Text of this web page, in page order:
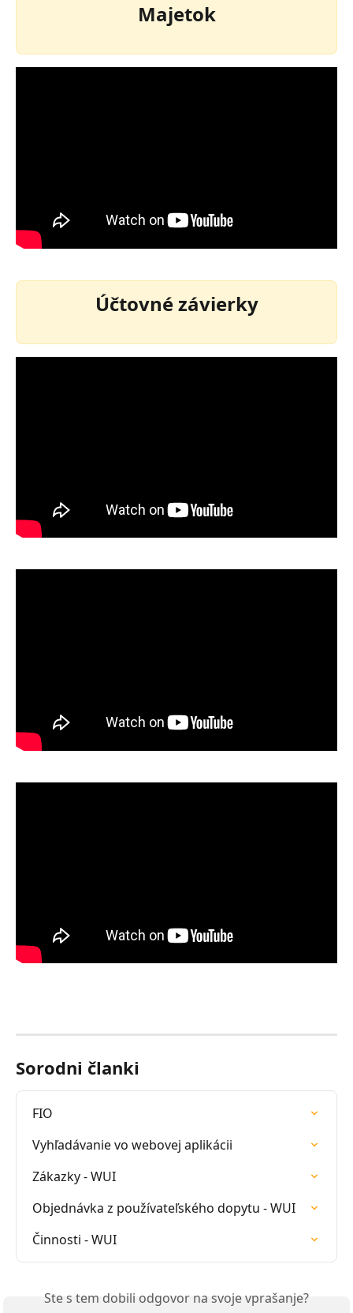
Majetok
Účtovné závierky
Sorodni članki
FIO
Vyhľadávanie vo webovej aplikácii
Zákazky - WUI
Objednávka z používateľského dopytu - WUI
Činnosti - WUI
Ste s tem dobili odgovor na svoje vprašanje?